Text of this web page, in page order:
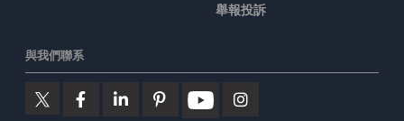
舉報投訴
與我們聯系